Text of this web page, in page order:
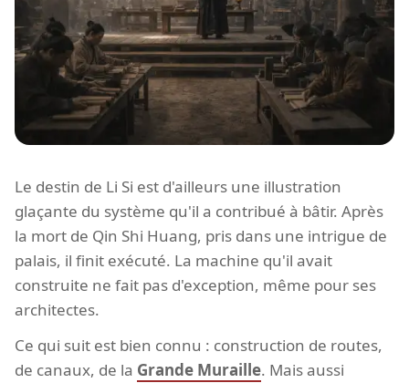
Le destin de Li Si est d'ailleurs une illustration
glaçante du système qu'il a contribué à bâtir. Après
la mort de Qin Shi Huang, pris dans une intrigue de
palais, il finit exécuté. La machine qu'il avait
construite ne fait pas d'exception, même pour ses
architectes.
Ce qui suit est bien connu : construction de routes,
de canaux, de la Grande Muraille. Mais aussi